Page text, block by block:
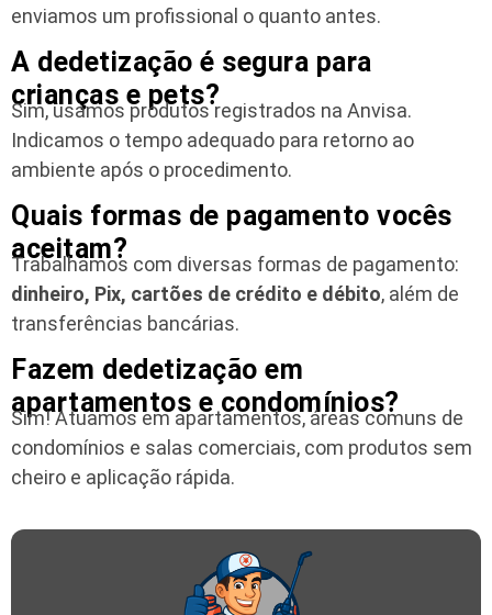
enviamos um profissional o quanto antes.
A dedetização é segura para
crianças e pets?
Sim, usamos produtos registrados na Anvisa.
Indicamos o tempo adequado para retorno ao
ambiente após o procedimento.
Quais formas de pagamento vocês
aceitam?
Trabalhamos com diversas formas de pagamento:
dinheiro, Pix, cartões de crédito e débito, além de
transferências bancárias.
Fazem dedetização em
apartamentos e condomínios?
Sim! Atuamos em apartamentos, áreas comuns de
condomínios e salas comerciais, com produtos sem
cheiro e aplicação rápida.